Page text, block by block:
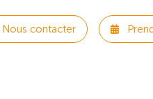
Nous contacter